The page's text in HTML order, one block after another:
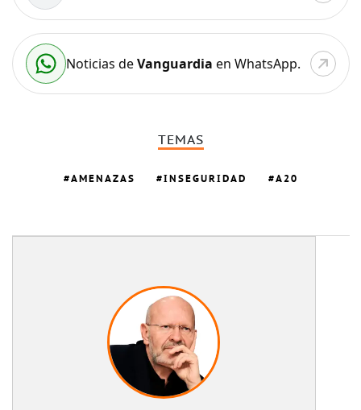
Noticias deVanguardia en WhatsApp.
TEMAS
AMENAZAS INSEGURIDAD A20